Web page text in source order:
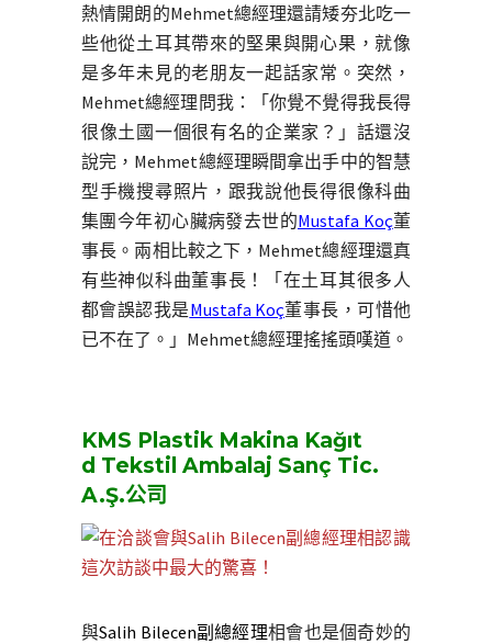
熱情開朗的Mehmet總經理還請矮夯北吃一
些他從土耳其帶來的堅果與開心果，就像
是多年未見的老朋友一起話家常。突然，
Mehmet總經理問我：「你覺不覺得我長得
很像土國一個很有名的企業家？」話還沒
說完，Mehmet總經理瞬間拿出手中的智慧
型手機搜尋照片，跟我說他長得很像科曲
集團今年初心臟病發去世的Mustafa Koç董
事長。兩相比較之下，Mehmet總經理還真
有些神似科曲董事長！「在土耳其很多人
都會誤認我是Mustafa Koç董事長，可惜他
已不在了。」Mehmet總經理搖搖頭嘆道。
KMS Plastik Makina Kağıt
d Tekstil Ambalaj Sanç Tic.
A.Ş.公司
與Salih Bilecen副總經理相會也是個奇妙的